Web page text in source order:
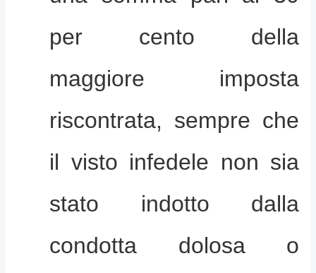
per cento della
maggiore imposta
riscontrata, sempre che
il visto infedele non sia
stato indotto dalla
condotta dolosa o